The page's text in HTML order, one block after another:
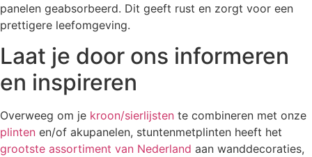
panelen geabsorbeerd. Dit geeft rust en zorgt voor een
prettigere leefomgeving.
Laat je door ons informeren
en inspireren
Overweeg om je kroon/sierlijsten te combineren met onze
plinten en/of akupanelen, stuntenmetplinten heeft het
grootste assortiment van Nederland aan wanddecoraties,